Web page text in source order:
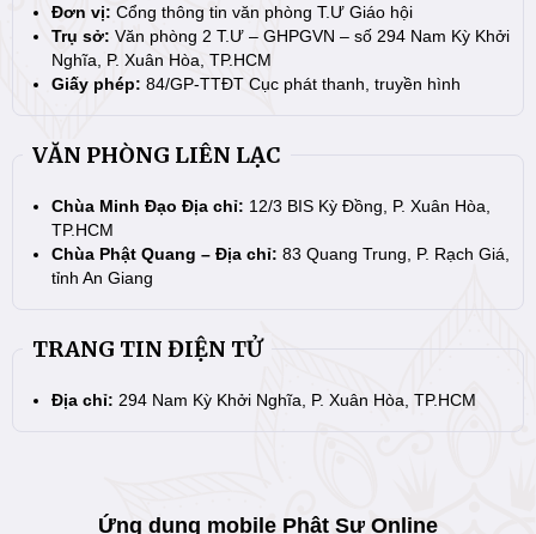
Đơn vị: Cổng thông tin văn phòng T.Ư Giáo hội
Trụ sở: Văn phòng 2 T.Ư – GHPGVN – số 294 Nam Kỳ Khởi
Nghĩa, P. Xuân Hòa, TP.HCM
Giấy phép: 84/GP-TTĐT Cục phát thanh, truyền hình
VĂN PHÒNG LIÊN LẠC
Chùa Minh Đạo Địa chỉ: 12/3 BIS Kỳ Đồng, P. Xuân Hòa,
TP.HCM
Chùa Phật Quang – Địa chỉ: 83 Quang Trung, P. Rạch Giá,
tỉnh An Giang
TRANG TIN ĐIỆN TỬ
Địa chỉ: 294 Nam Kỳ Khởi Nghĩa, P. Xuân Hòa, TP.HCM
Ứng dụng mobile Phật Sự Online